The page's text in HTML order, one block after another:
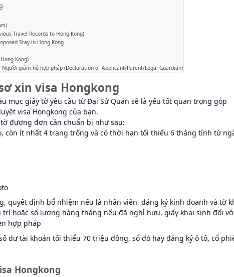
Travel Records to Hong Kong)
Stay in Hong Kong
Kong)
giám hộ hợp pháp (Declaration of Applicant/Parent/Legal Guardian)
xin visa Hongkong
mục giấy tờ yêu cầu từ Đại Sứ Quán sẽ là yếu tốt quan trọng góp
visa Hongkong của bạn.
tờ đương đơn cần chuẩn bị như sau:
còn ít nhất 4 trang trống và có thời hạn tối thiểu 6 tháng tính từ
quyết định bổ nhiệm nếu là nhân viên, đăng ký kinh doanh và tờ
hoặc sổ lương hàng tháng nếu đã nghỉ hưu, giấy khai sinh đối
hợp pháp
dư tài khoản tối thiểu 70 triệu đồng, sổ đỏ hay đăng ký ô tô, cổ
Hongkong